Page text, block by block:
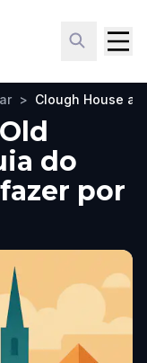
> Clough House at
do
por